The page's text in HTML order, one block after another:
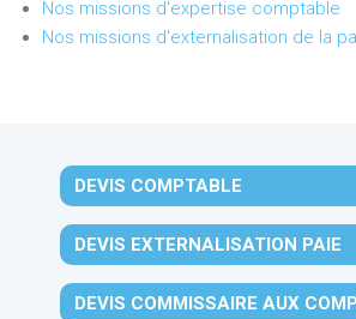
Nos missions d'expertise comptable
Nos missions d'externalisation de la
DEVIS COMPTABLE
DEVIS EXTERNALISATION PAIE
DEVIS COMMISSAIRE AUX